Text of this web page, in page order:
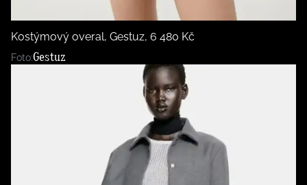
Kostýmový overal, Gestuz, 6 480 Kč
Foto:Gestuz